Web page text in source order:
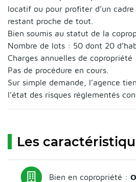
locatif ou pour profiter d’un
restant proche de tout.
Bien soumis au statut de la
Nombre de lots : 50 dont 20
Charges annuelles de
Pas de procédure en cours.
Sur simple demande, l’agence
l’état des risques réglementés
Les
Bien en copropriété :